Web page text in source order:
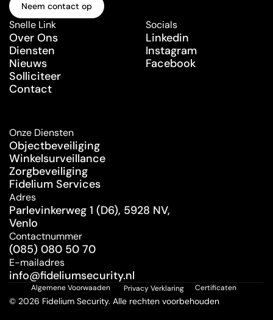
Neem contact op
Neem contact op
Snelle Link
Over Ons
Diensten
Nieuws
Solliciteer
Contact
Onze Diensten
Objectbeveiliging
Winkelsurveillance
Zorgbeveiliging
Fidelium Services
Socials
Linkedin
Instagram
Facebook
Adres
Parlevinkerweg 1 (D6), 5928 NV,
Venlo
Contactnummer
(085) 080 50 70
E-mailadres
info@fideliumsecurity.nl
Algemene Voorwaaden Privacy Verklaring Certificaten
© 2026 Fidelium Security. Alle rechten voorbehouden